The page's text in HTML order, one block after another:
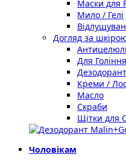
Маски для
Мило / Гелі
Догляд за
Для Гоління
Креми /
Масло
Скраби
Щітки для
Чоловікам